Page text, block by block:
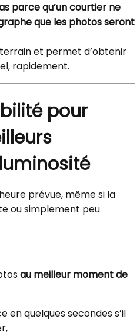
parce qu’un courtier ne
que les photos seront
et permet d’obtenir
rapidement.
pour
prévue, même si la
ou simplement peu
au meilleur moment de
en quelques secondes s’il